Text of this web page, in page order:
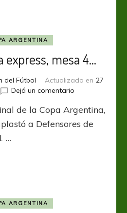
ARGENTINA
express, mesa 4…
del Fútbol Actualizado en 27
Dejá un comentario
Rafaela
express,
de la Copa Argentina,
a Defensores de
…
ARGENTINA